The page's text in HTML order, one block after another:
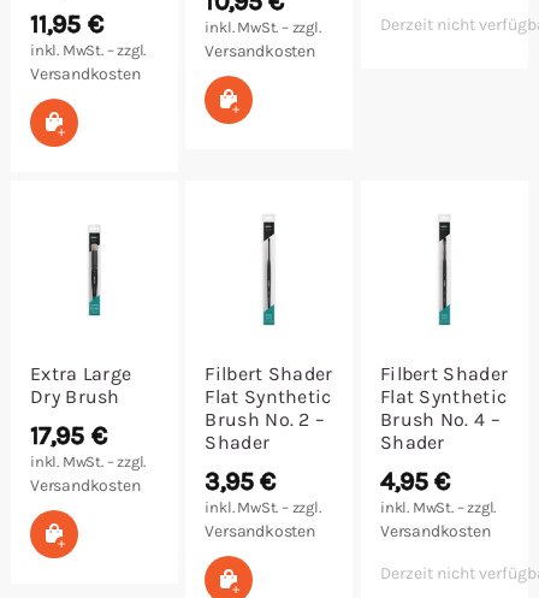
11,95 €
inkl. MwSt. – zzgl.
Versandkosten
In den Warenkorb
inkl. MwSt. – zzgl.
Versandkosten
In den Warenkorb
Derzeit nicht
Extra Large
Dry Brush
17,95 €
inkl. MwSt. – zzgl.
Versandkosten
In den Warenkorb
Filbert Shader
Flat Synthetic
Brush No. 2 –
Shader
3,95 €
inkl. MwSt. – zzgl.
Versandkosten
In den Warenkorb
Filbert Shader
Flat Synthetic
Brush No. 4 –
Shader
4,95€
inkl. MwSt. – zzgl.
Versandkosten
Derzeit nicht